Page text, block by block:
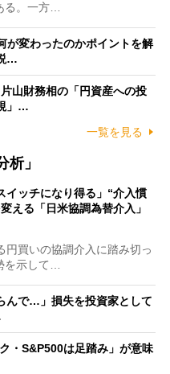
る。一方…
が変わったのかポイントを解
…
山財務相の「円資産への投
」…
一覧を見る
」
イッチになり得る」“介入慣
える「日米協調為替介入」
買いの協調介入に踏み切っ
を示して…
んで…」損失を投資家として
・S&P500は足踏み」が意味